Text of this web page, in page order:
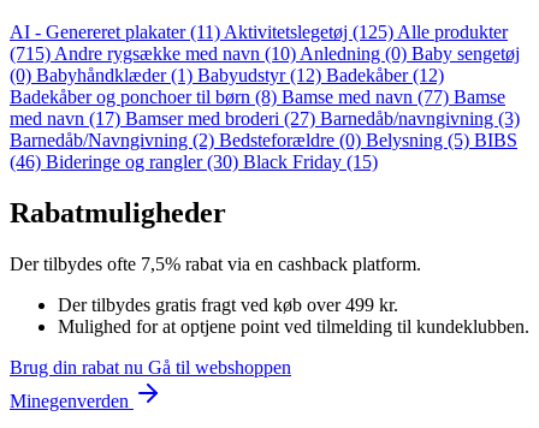
AI - Genereret plakater(11) Aktivitetslegetøj (125) Alle produkter
(715) Andre rygsække med navn (10) Anledning (0) Baby sengetøj
(0) Babyhåndklæder(1) Babyudstyr(12) Badekåber(12)
Badekåber og ponchoer til børn (8) Bamse med navn (77) Bamse
med navn (17) Bamser med broderi (27) Barnedåb/navngivning (3)
Barnedåb/Navngivning (2) Bedsteforældre (0) Belysning (5) BIBS
(46) Bideringe og rangler(30) Black Friday (15)
Rabatmuligheder
Der tilbydes ofte 7,5% rabat via en cashback platform.
Der tilbydes gratis fragt ved køb over 499 kr.
Mulighed for at optjene point ved tilmelding til kundeklubben.
Brug din rabat nu Gå til webshoppen
Minegenverden